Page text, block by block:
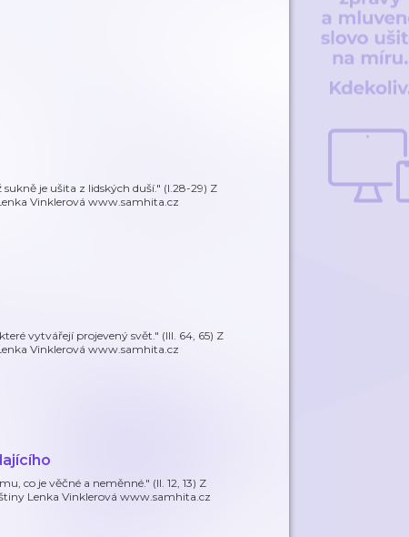
je ušita z lidských duší." (I.28-29) Z
Vinklerová www.samhita.cz
vytvářejí projevený svět." (III. 64, 65) Z
Vinklerová www.samhita.cz
co je věčné a neměnné." (II. 12, 13) Z
Lenka Vinklerová www.samhita.cz